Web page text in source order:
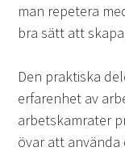
man repetera
bra sätt att
Den praktiska
erfarenhet av
arbetskamrater
övar att använda